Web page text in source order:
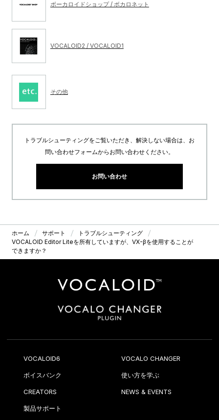
ボーカロイドショップ / ボカロネット
VOCALOID2 / VOCALOID1
その他
トラブルシューティングをご覧いただき、解決しない場合は、お
問い合わせフォームからお問い合わせください。
お問い合わせ
ホーム サポート
トラブルシューティング
VOCALOID Editor Liteを所有していますが、VX-βを使用することが
できますか？
VOCALOID6 VOCALO CHANGER
ボイスバンク 使い方を学ぶ
CREATORS NEWS & EVENTS
製品サポート